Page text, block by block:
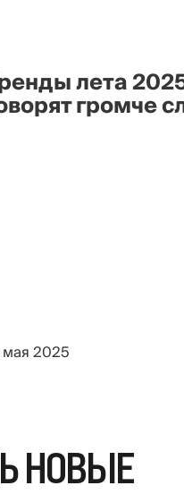
лета
громче
мая 2025
НОВЫЕ